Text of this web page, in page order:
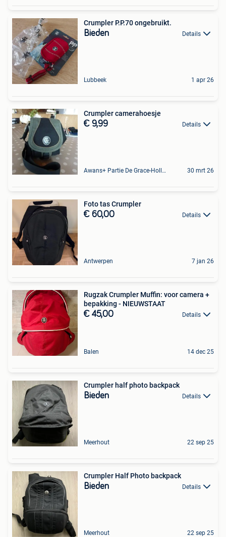
Crumpler P.P.70 ongebruikt.
Bieden Details
Lubbeek 1 apr 26
Crumpler camerahoesje
€ 9,99 Details
Awans+ Partie De Grace-Hollogne 30 mrt 26
Foto tas Crumpler
€ 60,00 Details
Antwerpen 7 jan 26
Rugzak Crumpler Muffin: voor camera +
bepakking - NIEUWSTAAT
€ 45,00 Details
Balen 14 dec 25
Crumpler half photo backpack
Bieden Details
Meerhout 22 sep 25
Crumpler Half Photo backpack
Bieden Details
Meerhout 22 sep 25